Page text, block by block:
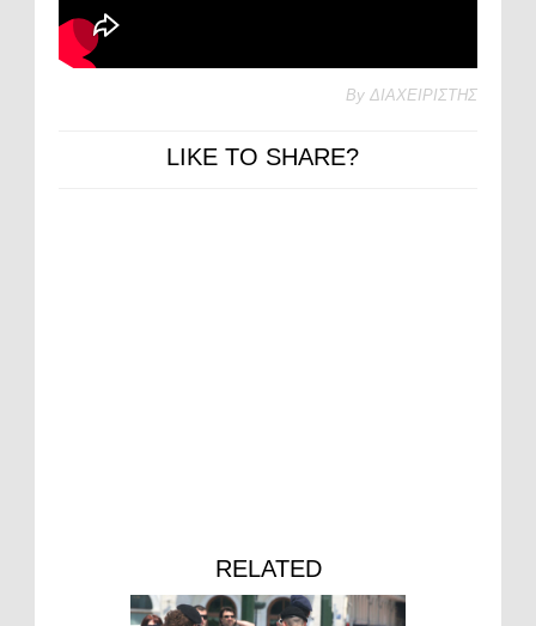
By ΔΙΑΧΕΙΡΙΣΤΗΣ
LIKE TO SHARE?
RELATED